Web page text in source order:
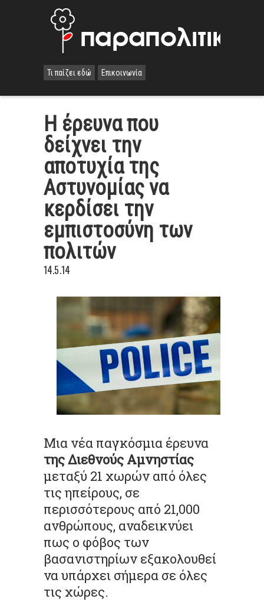
Τι παίζει εδώ Επικοινωνία
Η έρευνα που
δείχνει την
αποτυχία της
Αστυνομίας να
κερδίσει την
εμπιστοσύνη των
πολιτών
14.5.14
Μια νέα παγκόσμια έρευνα
της Διεθνούς Αμνηστίας
μεταξύ 21 χωρών από όλες
τις ηπείρους, σε
περισσότερους από 21,000
ανθρώπους, αναδεικνύει
πως ο φόβος των
βασανιστηρίων εξακολουθεί
να υπάρχει σήμερα σε όλες
τις χώρες.